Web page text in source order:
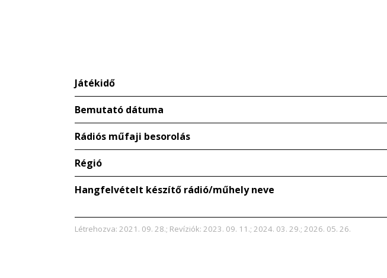
Játékidő
Bemutató dátuma
Rádiós műfaji besorolás
Régió
Hangfelvételt készítő rádió/műhely neve
Létrehozva: 2021. 09. 28.; Revíziók: 2023. 09. 11.; 2024. 03. 29.; 2026. 05. 26.